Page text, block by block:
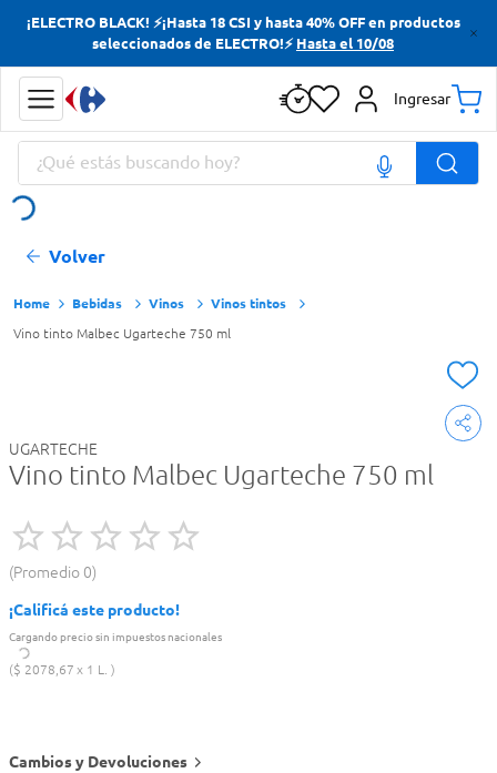
¡ELECTRO BLACK! ⚡¡Hasta 18 CSI y hasta 40% OFF en productos
seleccionados de ELECTRO!⚡ Hasta el 10/08
Ingresar
¿Qué estás buscando hoy?
Volver
Bebidas Vinos Vinos tintos
Vino tinto Malbec Ugarteche 750 ml
UGARTECHE
Vino tinto Malbec Ugarteche 750 ml
Promedio 0
¡Calificá este producto!
Cargando precio sin impuestos nacionales
$ 2078,67 1 L.
Cambios y Devoluciones
Términos más buscados
Yerba
Cerveza
Doves
Términos más buscados
Yerba
Cerveza
Doves
Jabon Tocador